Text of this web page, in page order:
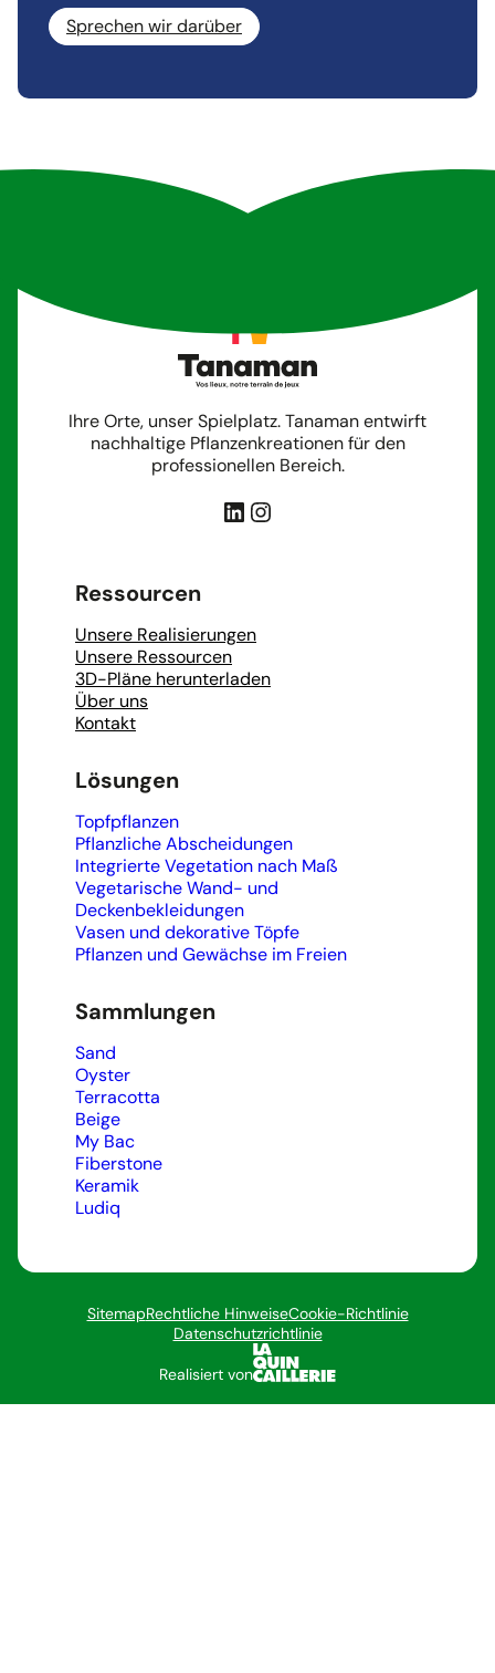
Sprechen wir darüber
Ihre Orte, unser Spielplatz. Tanaman entwirft
nachhaltige Pflanzenkreationen für den
professionellen Bereich.
LinkedIn
Instagram
Ressourcen
Unsere Realisierungen
Unsere Ressourcen
3D-Pläne herunterladen
Über uns
Kontakt
Lösungen
Topfpflanzen
Pflanzliche Abscheidungen
Integrierte Vegetation nach Maß
Vegetarische Wand- und
Deckenbekleidungen
Vasen und dekorative Töpfe
Pflanzen und Gewächse im Freien
Sammlungen
Sand
Oyster
Terracotta
Beige
My Bac
Fiberstone
Keramik
Ludiq
SitemapRechtliche HinweiseCookie-Richtlinie
Datenschutzrichtlinie
Realisiert von